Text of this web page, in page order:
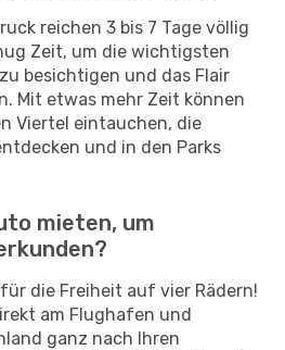
reichen 3 bis 7 Tage völlig
Zeit, um die wichtigsten
besichtigen und das Flair
Mit etwas mehr Zeit können
Viertel eintauchen, die
und in den Parks
mieten, um
die Freiheit auf vier Rädern!
am Flughafen und
ganz nach Ihren